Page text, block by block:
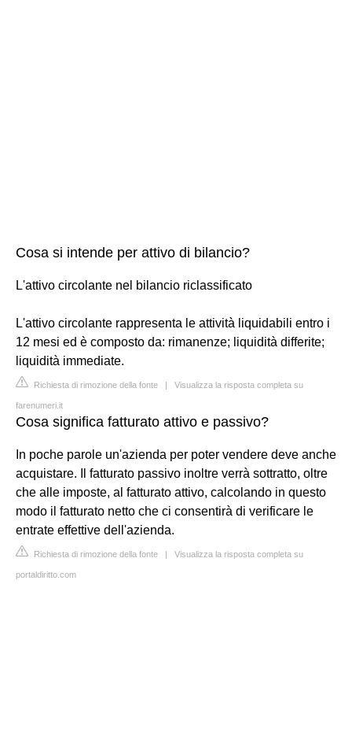
Cosa si intende per attivo di bilancio?
L'attivo circolante nel bilancio riclassificato
L'attivo circolante rappresenta le attività liquidabili entro i
12 mesi ed è composto da: rimanenze; liquidità differite;
liquidità immediate.
Richiesta di rimozione della fonte | Visualizza la risposta completa su
farenumeri.it
Cosa significa fatturato attivo e passivo?
In poche parole un'azienda per poter vendere deve anche
acquistare. Il fatturato passivo inoltre verrà sottratto, oltre
che alle imposte, al fatturato attivo, calcolando in questo
modo il fatturato netto che ci consentirà di verificare le
entrate effettive dell'azienda.
Richiesta di rimozione della fonte | Visualizza la risposta completa su
portaldiritto.com